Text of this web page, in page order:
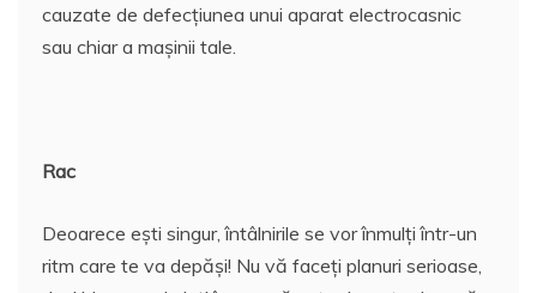
cauzate de defecțiunea unui aparat electrocasnic
sau chiar a mașinii tale.
Rac
Deoarece ești singur, întâlnirile se vor înmulți într-un
ritm care te va depăși! Nu vă faceți planuri serioase,